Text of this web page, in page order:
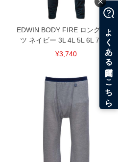
EDWIN BODY FIRE ロング タイ
ツ ネイビー 3L 4L 5L 6L 7L 8L
¥3,740